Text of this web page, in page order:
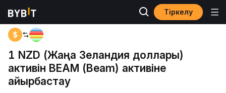
Тіркелу
Басты бет
1 NZD (Жаңа Зеландия доллары)
активін BEAM (Beam) активіне
айырбастау